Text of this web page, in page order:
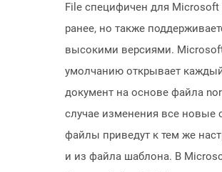
File специфичен для Microsoft
ранее, но также
высокими версиями.
умолчанию открывает
документ на основе файла
случае изменения все новые
файлы приведут к тем же
и из файла шаблона. В